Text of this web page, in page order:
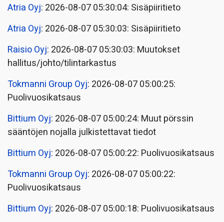
Atria Oyj: 2026-08-07 05:30:04: Sisäpiiritieto
Atria Oyj: 2026-08-07 05:30:03: Sisäpiiritieto
Raisio Oyj: 2026-08-07 05:30:03: Muutokset
hallitus/johto/tilintarkastus
Tokmanni Group Oyj: 2026-08-07 05:00:25:
Puolivuosikatsaus
Bittium Oyj: 2026-08-07 05:00:24: Muut pörssin
sääntöjen nojalla julkistettavat tiedot
Bittium Oyj: 2026-08-07 05:00:22: Puolivuosikatsaus
Tokmanni Group Oyj: 2026-08-07 05:00:22:
Puolivuosikatsaus
Bittium Oyj: 2026-08-07 05:00:18: Puolivuosikatsaus